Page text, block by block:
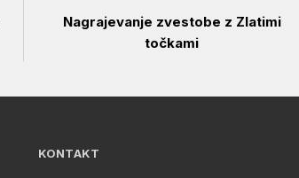
Nagrajevanje zvestobe z Zlatimi
točkami
KONTAKT